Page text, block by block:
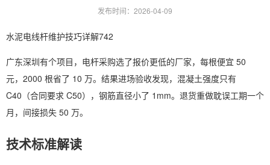
发布时间：2026-04-09
水泥电线杆维护技巧详解742
广东深圳有个项目，电杆采购选了报价更低的厂家，每根便宜 50
元，2000 根省了 10 万。结果进场验收发现，混凝土强度只有
C40（合同要求 C50），钢筋直径小了 1mm。退货重做耽误工期一个
月，间接损失 50 万。
技术标准解读